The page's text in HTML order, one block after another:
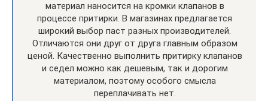
материал наносится на кромки клапанов в
процессе притирки. В магазинах предлагается
широкий выбор паст разных производителей.
Отличаются они друг от друга главным образом
ценой. Качественно выполнить притирку клапанов
и седел можно как дешевым, так и дорогим
материалом, поэтому особого смысла
переплачивать нет.